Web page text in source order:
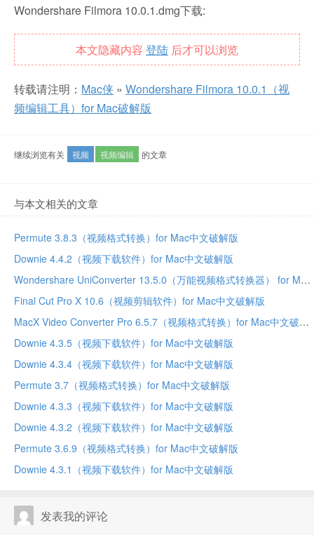
Wondershare Filmora 10.0.1.dmg下载:
本文隐藏内容 登陆 后才可以浏览
转载请注明： Mac侠 » Wondershare Filmora 10.0.1（视
频编辑工具）for Mac破解版
继续浏览有关 视频 视频编辑 的文章
与本文相关的文章
Permute 3.8.3（视频格式转换）for Mac中文破解版
Downie 4.4.2（视频下载软件）for Mac中文破解版
Wondershare UniConverter 13.5.0（万能视频格式转换器） for Mac中文破解版
Final Cut Pro X 10.6（视频剪辑软件）for Mac中文破解版
MacX Video Converter Pro 6.5.7（视频格式转换）for Mac中文破解版
Downie 4.3.5（视频下载软件）for Mac中文破解版
Downie 4.3.4（视频下载软件）for Mac中文破解版
Permute 3.7（视频格式转换）for Mac中文破解版
Downie 4.3.3（视频下载软件）for Mac中文破解版
Downie 4.3.2（视频下载软件）for Mac中文破解版
Permute 3.6.9（视频格式转换）for Mac中文破解版
Downie 4.3.1（视频下载软件）for Mac中文破解版
发表我的评论